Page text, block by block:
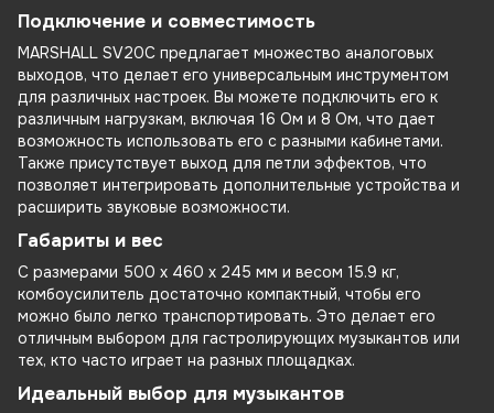
Подключение и совместимость
MARSHALL SV20C предлагает множество аналоговых
выходов, что делает его универсальным инструментом
для различных настроек. Вы можете подключить его к
различным нагрузкам, включая 16 Ом и 8 Ом, что дает
возможность использовать его с разными кабинетами.
Также присутствует выход для петли эффектов, что
позволяет интегрировать дополнительные устройства и
расширить звуковые возможности.
Габариты и вес
С размерами 500 х 460 х 245 мм и весом 15.9 кг,
комбоусилитель достаточно компактный, чтобы его
можно было легко транспортировать. Это делает его
отличным выбором для гастролирующих музыкантов или
тех, кто часто играет на разных площадках.
Идеальный выбор для музыкантов